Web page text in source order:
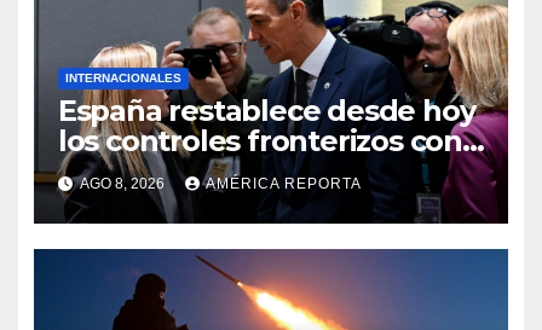
INTERNACIONALES
España restablece desde hoy
los controles fronterizos con
Italia tras el rechazo de Roma
a retirar las restricciones
AGO 8, 2026 AMÉRICA REPORTA